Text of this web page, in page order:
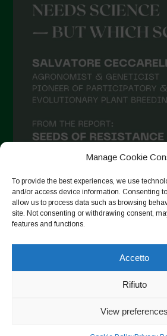
Manage Cookie
To provide the best experiences, we use
and/or access device information. Consenting
allow us to process data such as browsing
site. Not consenting or withdrawing consent,
features and functions.
Accetto
Rifiuto
View preferences
Agosto 2021
Luglio 2021
Aprile 2021
Febbraio 2021
Novembre 2020
Ottobre 2020 Segui su
Copyright © 2026. All rights reserved.